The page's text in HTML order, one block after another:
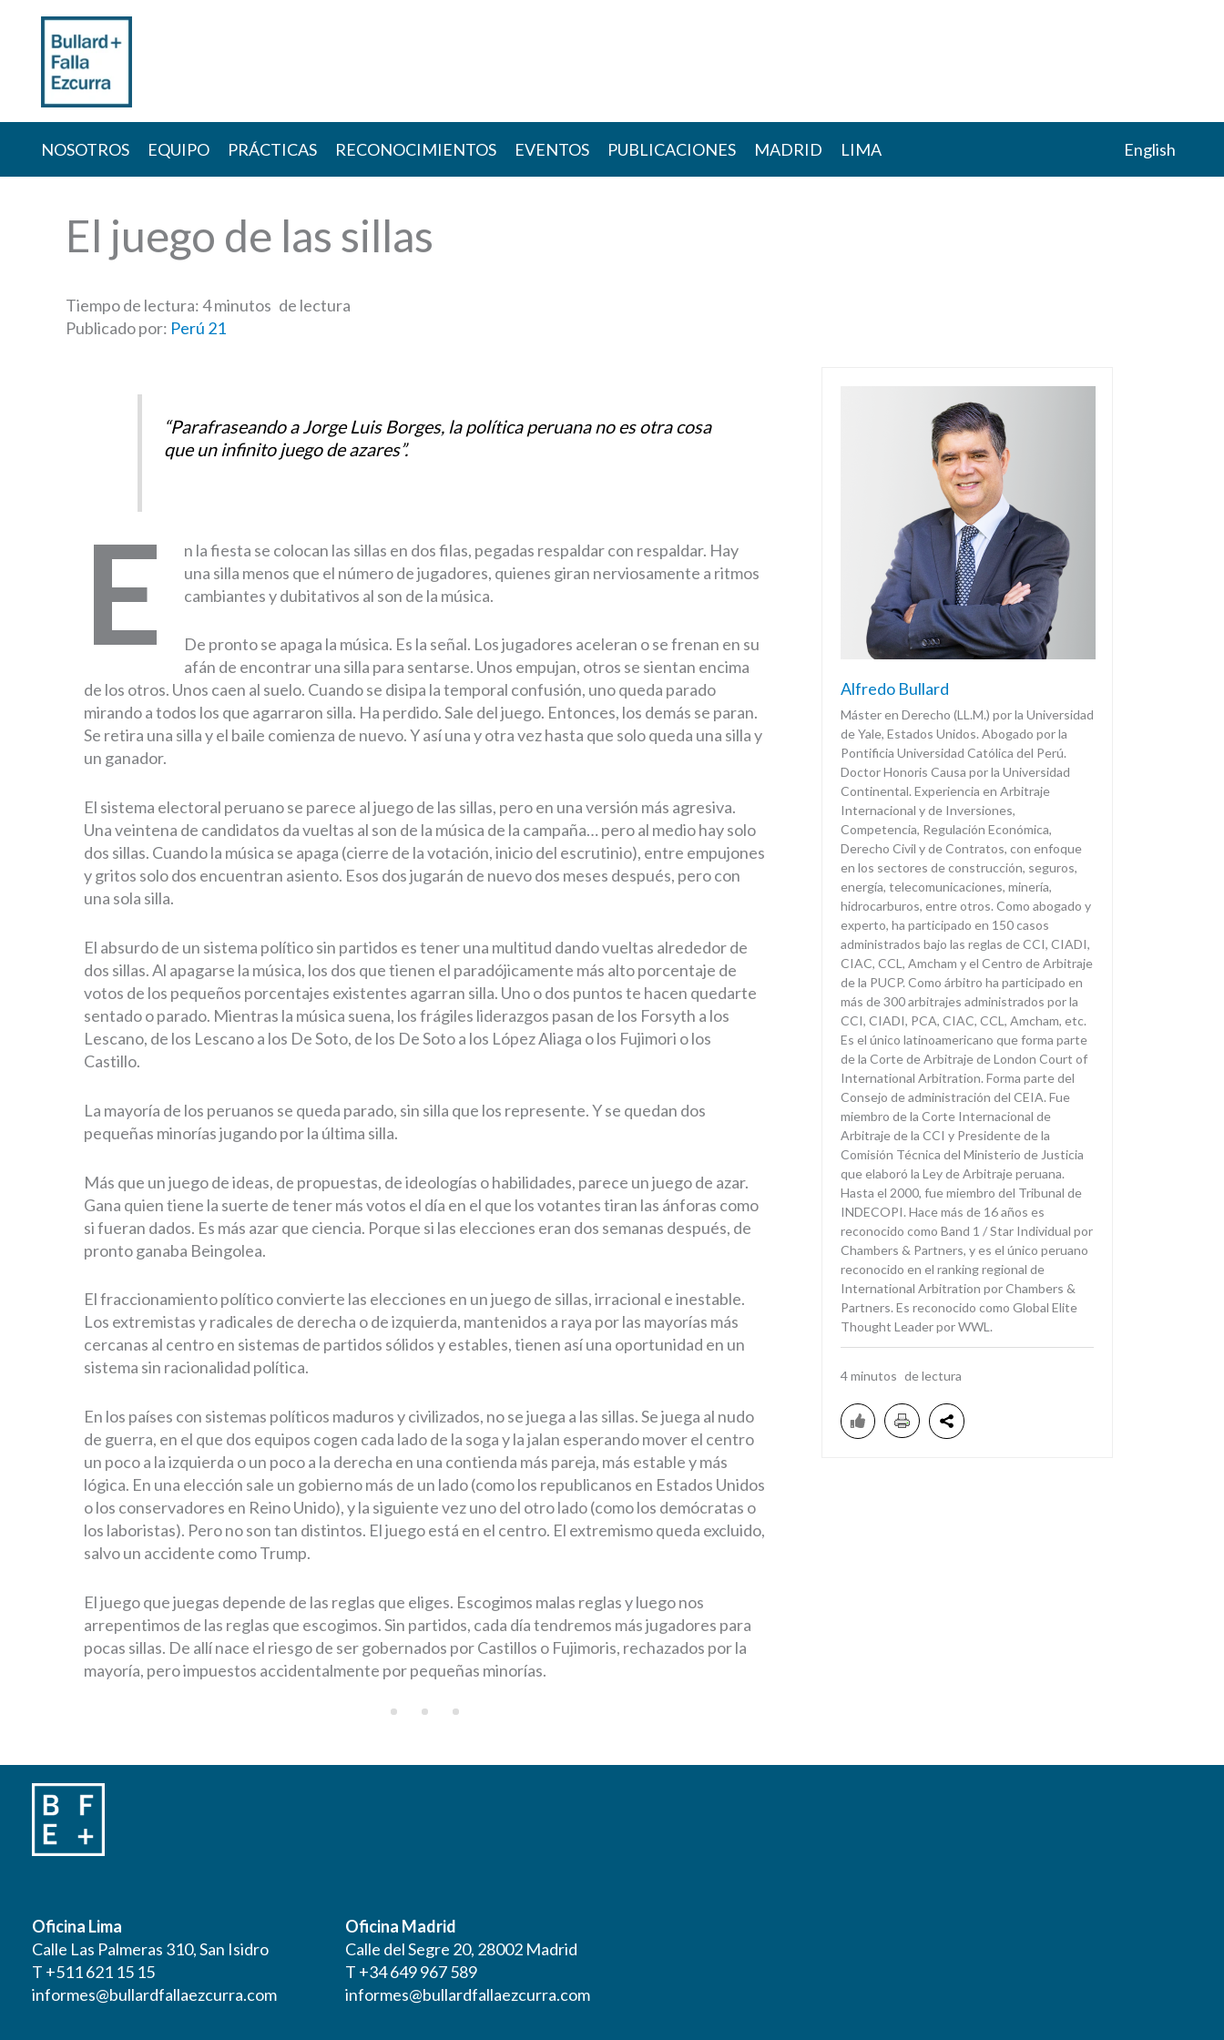
content
NOSOTROS EQUIPO PRÁCTICAS RECONOCIMIENTOS EVENTOS PUBLICACIONES MADRID LIMA English
El juego de las sillas
Tiempo de lectura:4minutos
Publicado por: Perú 21
“Parafraseando a Jorge Luis Borges, la política peruana no es otra cosa
que un infinito juego de azares”.
E
n la fiesta se colocan las sillas en dos filas, pegadas respaldar con respaldar. Hay
una silla menos que el número de jugadores, quienes giran nerviosamente a ritmos
cambiantes y dubitativos al son de la música.
De pronto se apaga la música. Es la señal. Los jugadores aceleran o se frenan en su
afán de encontrar una silla para sentarse. Unos empujan, otros se sientan encima
de los otros. Unos caen al suelo. Cuando se disipa la temporal confusión, uno queda parado
mirando a todos los que agarraron silla. Ha perdido. Sale del juego. Entonces, los demás se paran.
Se retira una silla y el baile comienza de nuevo. Y así una y otra vez hasta que solo queda una silla y
un ganador.
El sistema electoral peruano se parece al juego de las sillas, pero en una versión más agresiva.
Una veintena de candidatos da vueltas al son de la música de la campaña… pero al medio hay solo
dos sillas. Cuando la música se apaga (cierre de la votación, inicio del escrutinio), entre empujones
y gritos solo dos encuentran asiento. Esos dos jugarán de nuevo dos meses después, pero con
una sola silla.
El absurdo de un sistema político sin partidos es tener una multitud dando vueltas alrededor de
dos sillas. Al apagarse la música, los dos que tienen el paradójicamente más alto porcentaje de
votos de los pequeños porcentajes existentes agarran silla. Uno o dos puntos te hacen quedarte
sentado o parado. Mientras la música suena, los frágiles liderazgos pasan de los Forsyth a los
Lescano, de los Lescano a los De Soto, de los De Soto a los López Aliaga o los Fujimori o los
Castillo.
La mayoría de los peruanos se queda parado, sin silla que los represente. Y se quedan dos
pequeñas minorías jugando por la última silla.
Más que un juego de ideas, de propuestas, de ideologías o habilidades, parece un juego de azar.
Gana quien tiene la suerte de tener más votos el día en el que los votantes tiran las ánforas como
si fueran dados. Es más azar que ciencia. Porque si las elecciones eran dos semanas después, de
pronto ganaba Beingolea.
El fraccionamiento político convierte las elecciones en un juego de sillas, irracional e inestable.
Los extremistas y radicales de derecha o de izquierda, mantenidos a raya por las mayorías más
cercanas al centro en sistemas de partidos sólidos y estables, tienen así una oportunidad en un
sistema sin racionalidad política.
En los países con sistemas políticos maduros y civilizados, no se juega a las sillas. Se juega al nudo
de guerra, en el que dos equipos cogen cada lado de la soga y la jalan esperando mover el centro
un poco a la izquierda o un poco a la derecha en una contienda más pareja, más estable y más
lógica. En una elección sale un gobierno más de un lado (como los republicanos en Estados Unidos
o los conservadores en Reino Unido), y la siguiente vez uno del otro lado (como los demócratas o
los laboristas). Pero no son tan distintos. El juego está en el centro. El extremismo queda excluido,
salvo un accidente como Trump.
El juego que juegas depende de las reglas que eliges. Escogimos malas reglas y luego nos
arrepentimos de las reglas que escogimos. Sin partidos, cada día tendremos más jugadores para
pocas sillas. De allí nace el riesgo de ser gobernados por Castillos o Fujimoris, rechazados por la
mayoría, pero impuestos accidentalmente por pequeñas minorías.
Alfredo Bullard
Máster en Derecho (LL.M.) por la Universidad
de Yale, Estados Unidos. Abogado por la
Pontificia Universidad Católica del Perú.
Doctor Honoris Causa por la Universidad
Continental. Experiencia en Arbitraje
Internacional y de Inversiones,
Competencia, Regulación Económica,
Derecho Civil y de Contratos, con enfoque
en los sectores de construcción, seguros,
energía, telecomunicaciones, minería,
hidrocarburos, entre otros. Como abogado y
experto, ha participado en 150 casos
administrados bajo las reglas de CCI, CIADI,
CIAC, CCL, Amcham y el Centro de Arbitraje
de la PUCP. Como árbitro ha participado en
más de 300 arbitrajes administrados por la
CCI, CIADI, PCA, CIAC, CCL, Amcham, etc.
Es el único latinoamericano que forma parte
de la Corte de Arbitraje de London Court of
International Arbitration. Forma parte del
Consejo de administración del CEIA. Fue
miembro de la Corte Internacional de
Arbitraje de la CCI y Presidente de la
Comisión Técnica del Ministerio de Justicia
que elaboró la Ley de Arbitraje peruana.
Hasta el 2000, fue miembro del Tribunal de
INDECOPI. Hace más de 16 años es
reconocido como Band 1 / Star Individual por
Chambers & Partners, y es el único peruano
reconocido en el ranking regional de
International Arbitration por Chambers &
Partners. Es reconocido como Global Elite
Thought Leader por WWL.
4minutos
Oficina Lima
Calle Las Palmeras 310, San Isidro
T +511 621 15 15
informes@bullardfallaezcurra.com
Oficina Madrid
Calle del Segre 20, 28002 Madrid
T +34 649 967 589
informes@bullardfallaezcurra.com